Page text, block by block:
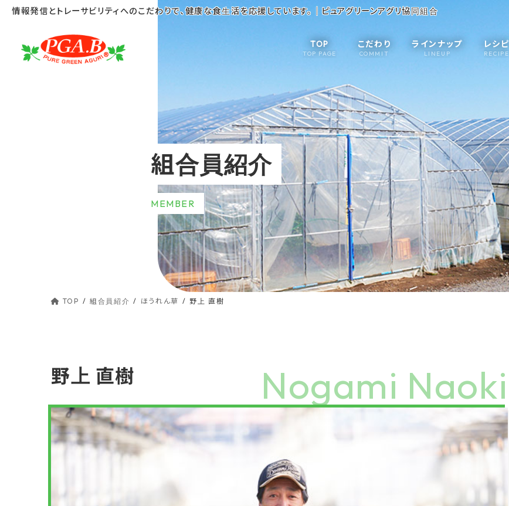
情報発信とトレーサビリティへのこだわりで、健康な食生活を応援しています。｜ピュアグリーンアグリ協同組合
TOP
TOP PAGE
こだわり
COMMIT
ラインナップ
LINEUP
レシピ
RECIPE
組合員紹介
MEMBER
TOP 組合員紹介 ほうれん草 野上 直樹
Nogami Naoki
野上 直樹